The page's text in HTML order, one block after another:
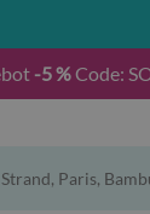
-5 %Code: